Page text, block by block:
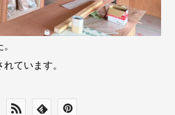
ています。